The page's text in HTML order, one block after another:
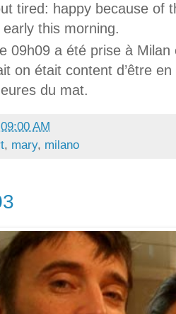
tired: happy because of
this morning.
09h09 a été prise à
on était content d’être
du mat.
AM
, mary, milano